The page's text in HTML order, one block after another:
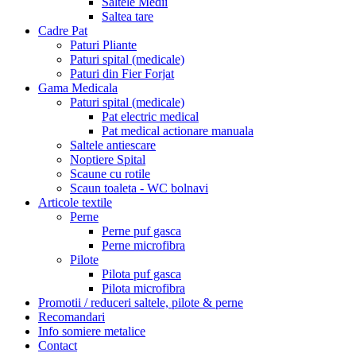
Saltea tare
Cadre Pat
Paturi Pliante
Paturi spital (medicale)
Paturi din Fier Forjat
Gama Medicala
Paturi spital (medicale)
Pat electric medical
Pat medical actionare manuala
Saltele antiescare
Noptiere Spital
Scaune cu rotile
Scaun toaleta - WC bolnavi
Articole textile
Perne
Perne puf gasca
Perne microfibra
Pilote
Pilota puf gasca
Pilota microfibra
Promotii / reduceri saltele, pilote & perne
Recomandari
Info somiere metalice
Contact